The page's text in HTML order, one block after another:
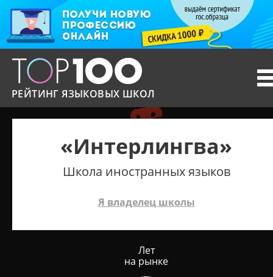
РЕЙТИНГ ЯЗЫКОВЫХ ШКОЛ
«Интерлингва»
Школа иностранных языков
Я владелец школы
Лет
на рынке